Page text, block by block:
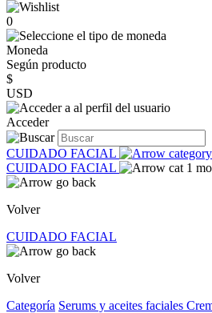
0
Moneda
Según producto
$
USD
Acceder
CUIDADO FACIAL
CUIDADO FACIAL
Volver
CUIDADO FACIAL
Volver
Categoría Serums y aceites faciales